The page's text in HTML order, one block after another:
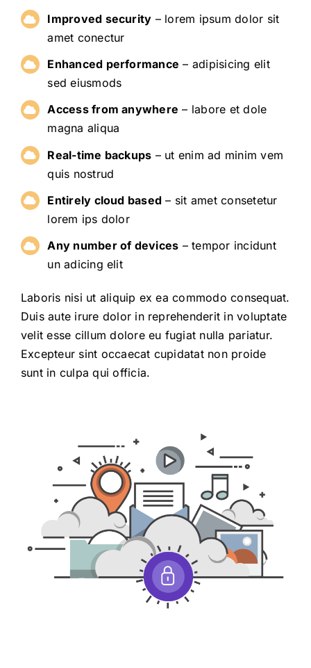
Improved security – lorem ipsum dolor sit
amet conectur
Enhanced performance – adipisicing elit
sed eiusmods
Access from anywhere – labore et dole
magna aliqua
Real-time backups – ut enim ad minim vem
quis nostrud
Entirely cloud based – sit amet consetetur
lorem ips dolor
Any number of devices – tempor incidunt
un adicing elit
Laboris nisi ut aliquip ex ea commodo consequat.
Duis aute irure dolor in reprehenderit in voluptate
velit esse cillum dolore eu fugiat nulla pariatur.
Excepteur sint occaecat cupidatat non proide
sunt in culpa qui officia.